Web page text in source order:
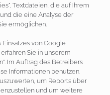
Textdateien, die auf Ihrem
die eine Analyse der
ermöglichen.
von Google
Sie in unserem
Im Auftrag des Betreibers
Informationen benutzen,
um Reports über
und um weitere